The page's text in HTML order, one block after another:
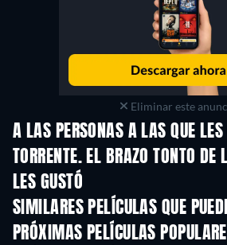
Eliminar este
A LAS PERSONAS A LAS QUE LES
TORRENTE. EL BRAZO TONTO
LES GUSTÓ
SIMILARES PELÍCULAS QUE
PRÓXIMAS PELÍCULAS